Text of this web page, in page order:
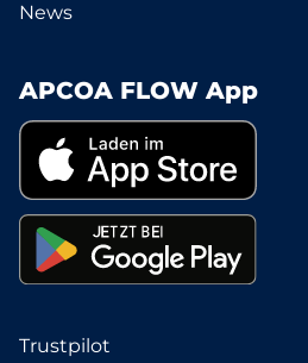
News
APCOA FLOW App
Trustpilot